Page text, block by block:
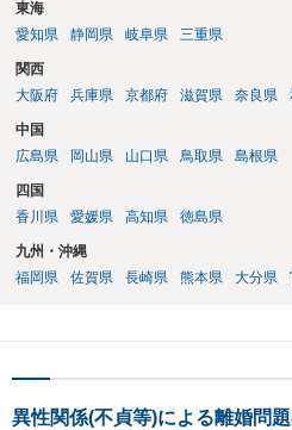
東海
愛知県
静岡県 岐阜県 三重県
関西
大阪府
兵庫県 京都府 滋賀県 奈良県
中国
広島県
岡山県 山口県 鳥取県 島根県
四国
香川県
愛媛県 高知県 徳島県
九州・沖縄
福岡県
佐賀県 長崎県 熊本県 大分県
異性関係(不貞等)による離婚問